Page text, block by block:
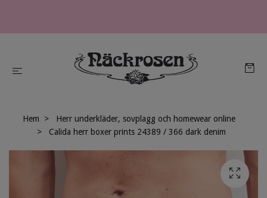
Hem
Herr underkläder, sovplagg och homewear online
Calida herr boxer prints 24389 / 366 dark denim